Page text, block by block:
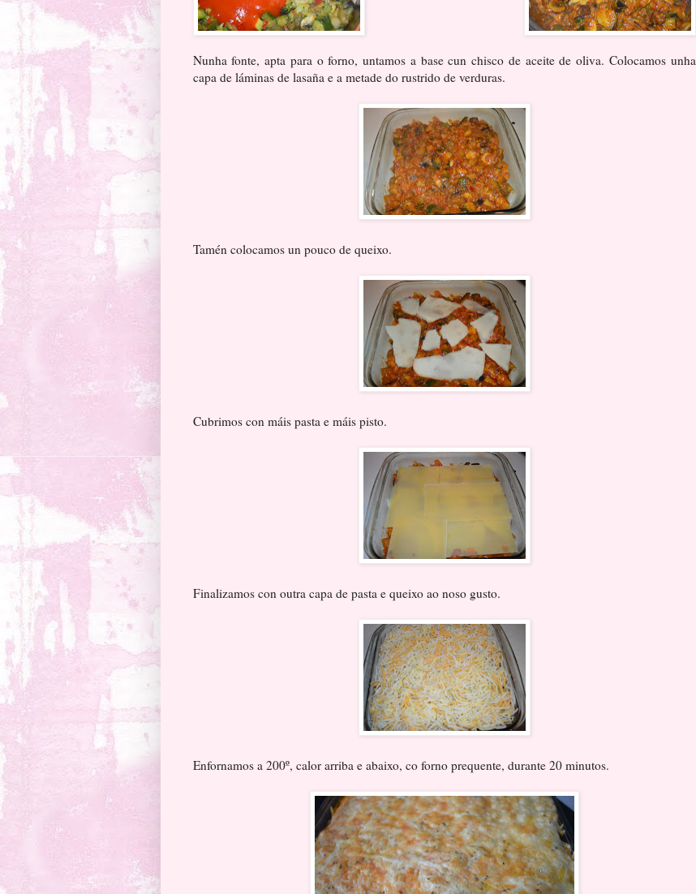
Nunha fonte, apta para o forno, untamos a base cun chisco de aceite de oliva. Colocamos unha
capa de láminas de lasaña e a metade do rustrido de verduras.
Tamén colocamos un pouco de queixo.
Cubrimos con máis pasta e máis pisto.
Finalizamos con outra capa de pasta e queixo ao noso gusto.
Enfornamos a 200º, calor arriba e abaixo, co forno prequente, durante 20 minutos.